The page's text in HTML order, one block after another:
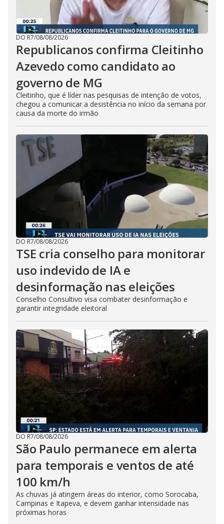
DO R7/08/08/2026
Republicanos confirma Cleitinho
Azevedo como candidato ao
governo de MG
Cleitinho, que é líder nas pesquisas de intenção de votos,
chegou a comunicar a desistência no início da semana por
causa da morte do irmão
DO R7/08/08/2026
TSE cria conselho para monitorar
uso indevido de IA e
desinformação nas eleições
Conselho Consultivo visa combater desinformação e
garantir integridade eleitoral
DO R7/08/08/2026
São Paulo permanece em alerta
para temporais e ventos de até
100 km/h
As chuvas já atingem áreas do interior, como Sorocaba,
Campinas e Itapeva, e devem ganhar intensidade nas
próximas horas